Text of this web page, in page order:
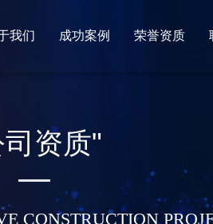
我们 成功案例 荣誉资质
资质"
CONSTRUCTION